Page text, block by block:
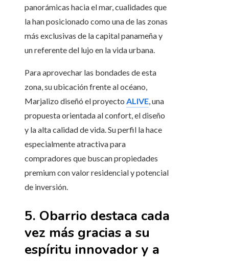
panorámicas hacia el mar, cualidades que
la han posicionado como una de las zonas
más exclusivas de la capital panameña y
un referente del lujo en la vida urbana.
Para aprovechar las bondades de esta
zona, su ubicación frente al océano,
Marjalizo diseñó el proyecto ALIVE, una
propuesta orientada al confort, el diseño
y la alta calidad de vida. Su perfil la hace
especialmente atractiva para
compradores que buscan propiedades
premium con valor residencial y potencial
de inversión.
5. Obarrio destaca cada
vez más gracias a su
espíritu innovador y a